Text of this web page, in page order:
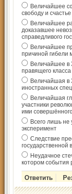
Величайшее
свободу и
Величайшее
доказавшее
справедливого
Величайшее
причиной гибели
Величайшее в
правящего класса
Величайшая в
иностранных
Величайшая
участники
ими
Всего лишь
эксперимент
Следствие
государственной
Неудачное
котором события